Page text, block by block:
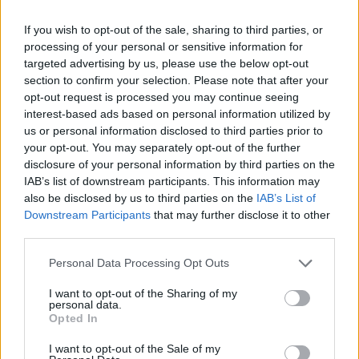
If you wish to opt-out of the sale, sharing to third parties, or
processing of your personal or sensitive information for
targeted advertising by us, please use the below opt-out
section to confirm your selection. Please note that after your
opt-out request is processed you may continue seeing
interest-based ads based on personal information utilized by
us or personal information disclosed to third parties prior to
your opt-out. You may separately opt-out of the further
disclosure of your personal information by third parties on the
IAB’s list of downstream participants. This information may
also be disclosed by us to third parties on the IAB’s List of
Downstream Participants that may further disclose it to other
Please note that this website/app uses one or more Google
not limited to your visit or usage behaviour. You may click to
grant or deny consent to Google and its third-party tags to
use your data for below specified purposes in below Google
consent section.
Personal Data Processing Opt Outs
I want to opt-out of the Sharing of my
personal data.
Opted In
I want to opt-out of the Sale of my
ügyészség – közölte a miniszter.
A Hanauban történtek „támadást jelentenek a
szabad és békés társadalom ellen” – tette
hozzá. Közölte azt is, hogy a tettesnek nem
volt korábbi rendőrségi ügye.
A Bild és több más lap, hírportál és
hírtelevízió egybehangzó értesülése szerint a
feltételezett elkövető német volt,
rendelkezett fegyvertartási engedéllyel, és
jártas volt a lőfegyver-használatban.